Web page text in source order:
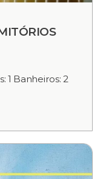
1 Banheiros: 2